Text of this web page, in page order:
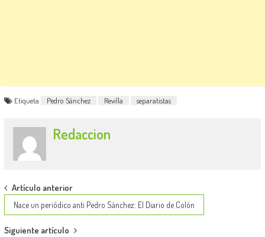
Etiqueta Pedro Sánchez Revilla separatistas
Redaccion
Post
navigation
Artículo anterior
Nace un periódico anti Pedro Sánchez: El Diario de Colón
Siguiente artículo